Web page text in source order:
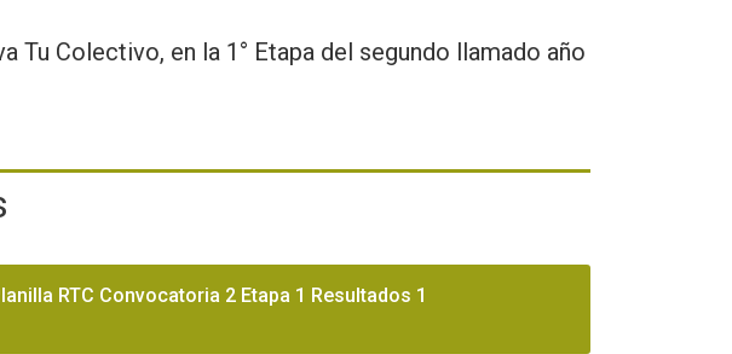
Colectivo, en la 1° Etapa del segundo llamado año
RTC Convocatoria 2 Etapa 1 Resultados 1